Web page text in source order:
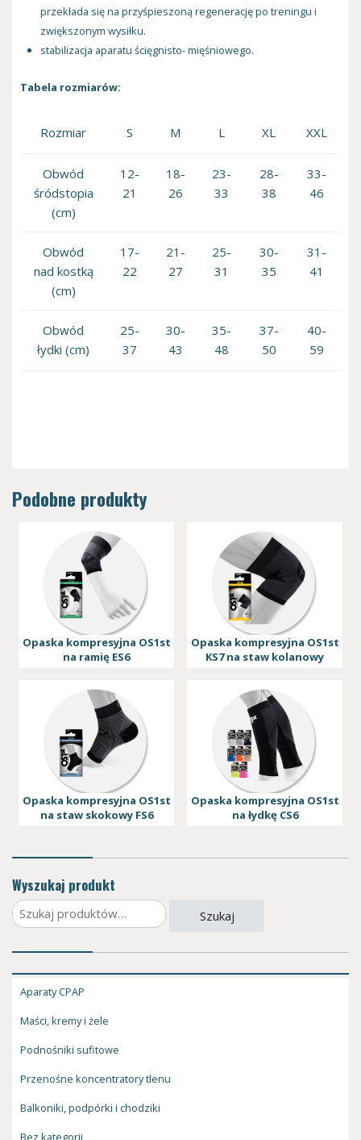
przekłada się na przyśpieszoną regenerację po treningu i
zwiększonym wysiłku.
stabilizacja aparatu ścięgnisto- mięśniowego.
Tabela rozmiarów:
Rozmiar S M L XL XXL
Obwód
śródstopia
(cm)
12-
21
18-
26
23-
33
28-
38
33-
46
Obwód
nad kostką
(cm)
17-
22
21-
27
25-
31
30-
35
31-
41
Obwód
łydki (cm)
25-
37
30-
43
35-
48
37-
50
40-
59
Podobne produkty
Opaska kompresyjna OS1st
na ramię ES6
Opaska kompresyjna OS1st
KS7 na staw kolanowy
Opaska kompresyjna OS1st
na staw skokowy FS6
Opaska kompresyjna OS1st
na łydkę CS6
Wyszukaj produkt
Szukaj: Szukaj
Aparaty CPAP
Maści, kremy i żele
Podnośniki sufitowe
Przenośne koncentratory tlenu
Balkoniki, podpórki i chodziki
Bez kategorii